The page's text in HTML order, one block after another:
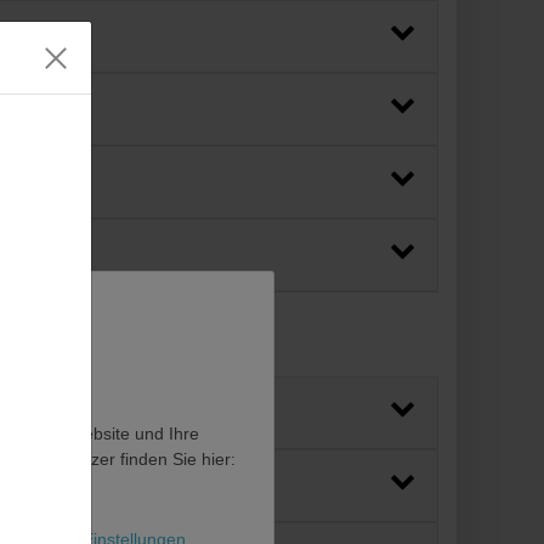
diese Website und Ihre
als Nutzer finden Sie hier:
Weitere Einstellungen